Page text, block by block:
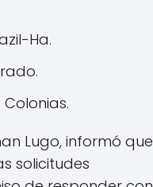
Ha.
Colonias.
Lugo, informó que
solicitudes